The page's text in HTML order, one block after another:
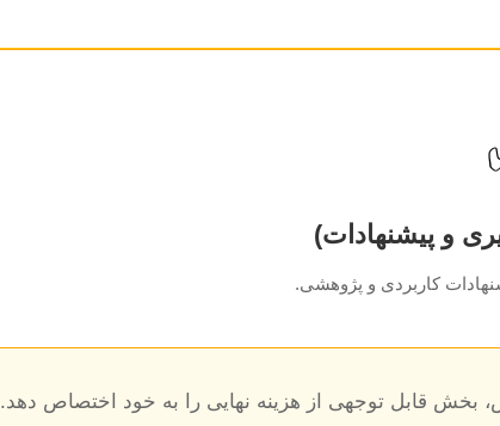
و پیشنهادات)
کاربردی و پژوهشی.
بخش قابل توجهی از هزینه نهایی را به خود اختصاص دهد.